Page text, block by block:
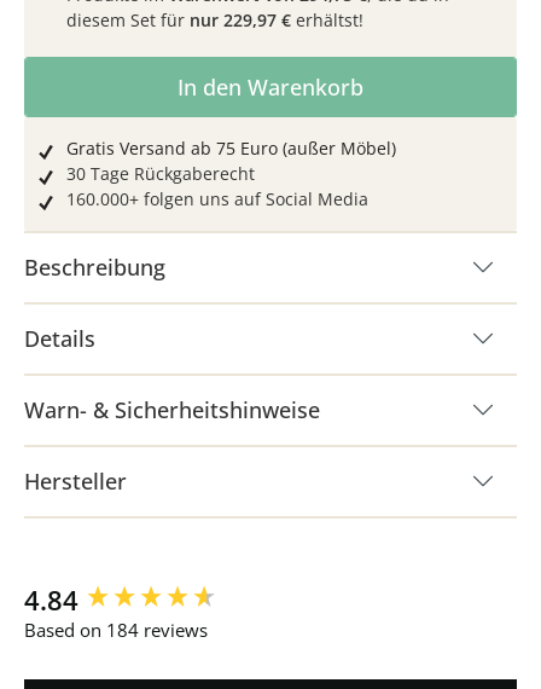
diesem Set für nur 229,97 € erhältst!
Produkt Anzahl: Gib den gewünschten
In den Warenkorb
Gratis Versand ab 75 Euro (außer Möbel)
30 Tage Rückgaberecht
160.000+ folgen uns auf Social Media
Beschreibung
Details
Warn- & Sicherheitshinweise
Hersteller
4.84
Based on 184 reviews
New content loaded